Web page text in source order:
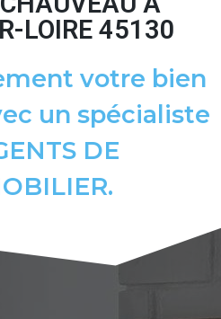
LOIRE 45130
votre bien
un spécialiste
DE